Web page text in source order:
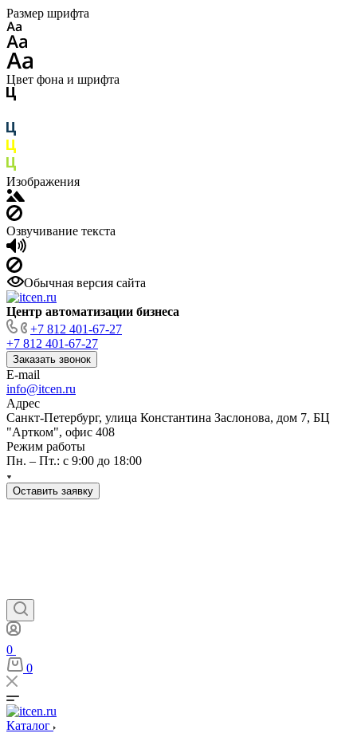
Размер шрифта
Цвет фона и шрифта
Изображения
Озвучивание текста
Обычная версия сайта
Центр автоматизации бизнеса
+7 812 401-67-27
+7 812 401-67-27
Заказать звонок
E-mail
info@itcen.ru
Адрес
Санкт-Петербург, улица Константина Заслонова, дом 7, БЦ
"Артком", офис 408
Режим работы
Пн. – Пт.: с 9:00 до 18:00
Оставить заявку
0
0
Каталог